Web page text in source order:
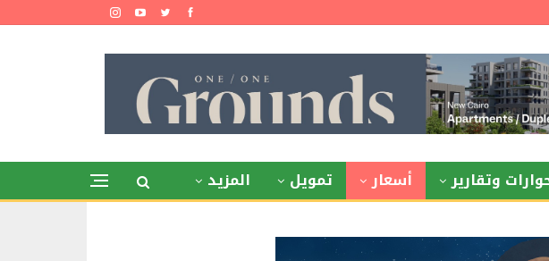
وتقارير أسعار تمويل المزيد